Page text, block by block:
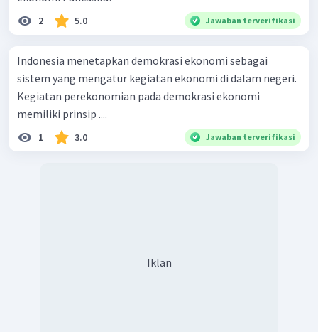
2 5.0 Jawaban terverifikasi
Indonesia menetapkan demokrasi ekonomi sebagai
sistem yang mengatur kegiatan ekonomi di dalam negeri.
Kegiatan perekonomian pada demokrasi ekonomi
memiliki prinsip ....
1 3.0 Jawaban terverifikasi
Iklan